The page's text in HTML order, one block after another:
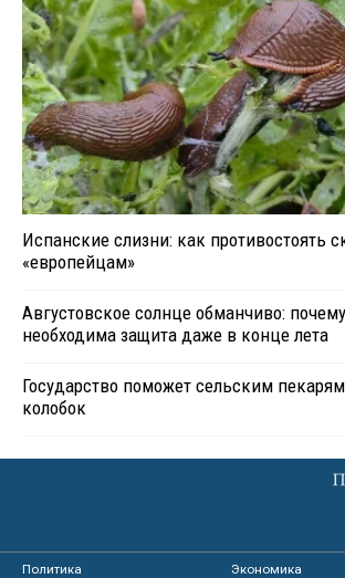
Испанские слизни: как противостоять
«европейцам»
Августовское солнце обманчиво:
необходима защита даже в конце лета
Государство поможет сельским
колобок
Политика
Экономика